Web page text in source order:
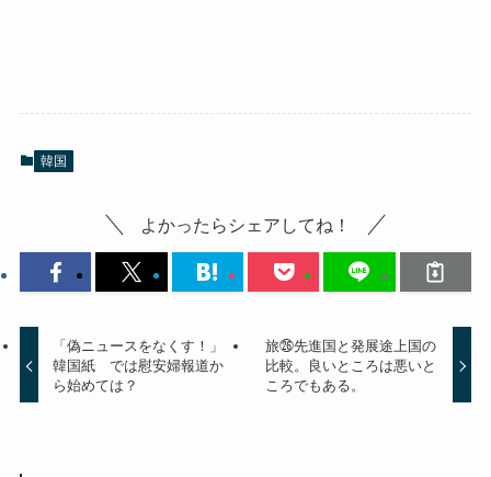
韓国
よかったらシェアしてね！
「偽ニュースをなくす！」
韓国紙 では慰安婦報道か
ら始めては？
旅㉖先進国と発展途上国の
比較。良いところは悪いと
ころでもある。